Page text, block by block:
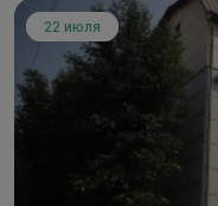
22 июля